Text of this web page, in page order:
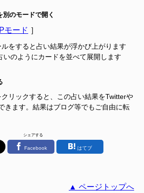
のモードで開く
モード ］
をすると占い結果が浮かび上がります
いのようにカードを並べて展開します
リックすると、この占い結果をTwitterや
きます。結果はブログ等でもご自由に転
シェアする
Facebook はてブ
▲ ページトップへ